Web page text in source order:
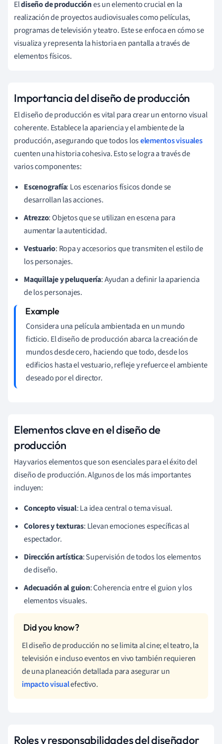
Eldiseño de producciónes un elemento crucial en la
realización de proyectos audiovisuales como películas,
programas de televisión y teatro. Este se enfoca en cómo se
visualiza y representa la historia en pantalla a través de
elementos físicos.
Importancia del diseño de producción
El diseño de producción es vital para crear un entorno visual
coherente. Establece la apariencia y el ambiente de la
producción, asegurando que todos loselementos visuales
cuenten una historia cohesiva. Esto se logra a través de
varios componentes:
Escenografía: Los escenarios físicos donde se
desarrollan las acciones.
Atrezzo: Objetos que se utilizan en escena para
aumentar la autenticidad.
Vestuario: Ropa y accesorios que transmiten el estilo de
los personajes.
Maquillaje y peluquería: Ayudan a definir la apariencia
de los personajes.
Considera una película ambientada en un mundo
ficticio. El diseño de producción abarca la creación de
mundos desde cero, haciendo que todo, desde los
edificios hasta el vestuario, refleje y refuerce el ambiente
deseado por el director.
Elementos clave en el diseño de
producción
Hay varios elementos que son esenciales para el éxito del
diseño de producción. Algunos de los más importantes
incluyen:
Concepto visual: La idea central o tema visual.
Colores y texturas: Llevan emociones específicas al
espectador.
Dirección artística: Supervisión de todos los elementos
de diseño.
Adecuación al guion: Coherencia entre el guion y los
elementos visuales.
El diseño de producción no se limita al cine; el teatro, la
televisión e incluso eventos en vivo también requieren
de una planeación detallada para asegurar un
impacto visualefectivo.
Roles y responsabilidades del diseñador